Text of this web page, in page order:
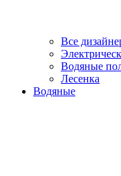
Все
Водяные
Лесенка
Водяные